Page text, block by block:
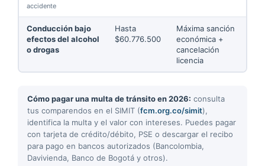
accidente
Conducción bajo
efectos del alcohol
o drogas
Hasta
$60.776.500
Máxima sanción
económica +
cancelación
licencia
Cómo pagar una multa de tránsito en 2026: consulta
tus comparendos en el SIMIT (fcm.org.co/simit),
identifica la multa y el valor con intereses. Puedes pagar
con tarjeta de crédito/débito, PSE o descargar el recibo
para pago en bancos autorizados (Bancolombia,
Davivienda, Banco de Bogotá y otros).